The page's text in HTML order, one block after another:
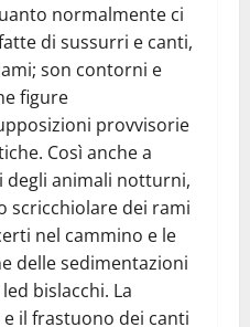
normalmente ci
di sussurri e canti,
son contorni e
figure
provvisorie
Così anche a
degli animali notturni,
scricchiolare dei rami
nel cammino e le
delle sedimentazioni
bislacchi. La
il frastuono dei canti